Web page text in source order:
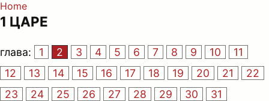
Home
1 ЦАРЕ
глава: 1 2 3 4 5 6 7 8 9 10
11
12
13 14 15 16 17 18 19 20 21
22
23
24 25 26 27 28 29 30 31